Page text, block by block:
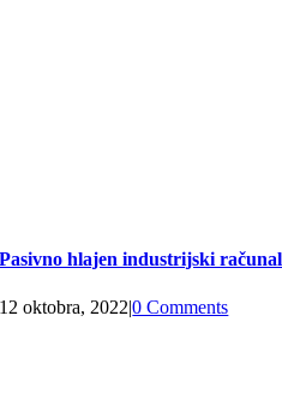
Pasivno hlajen industrijski
12 oktobra, 2022|0 Comments